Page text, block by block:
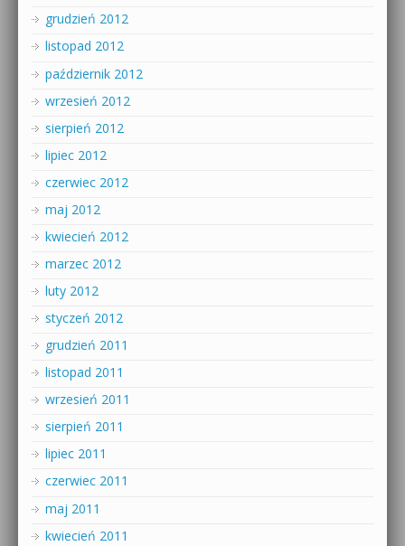
grudzień 2012
listopad 2012
październik 2012
wrzesień 2012
sierpień 2012
lipiec 2012
czerwiec 2012
maj 2012
kwiecień 2012
marzec 2012
luty 2012
styczeń 2012
grudzień 2011
listopad 2011
wrzesień 2011
sierpień 2011
lipiec 2011
czerwiec 2011
maj 2011
kwiecień 2011